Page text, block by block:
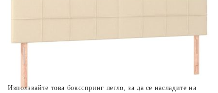
Използвайте това боксспринг легло, за да се насладите на
покупки на стойност до 1000 лв. / €511.31
разпределя в 6 равни месечни вноски с оскъпяване. За
покупки на стойност до 2000 лв. / €1022.61